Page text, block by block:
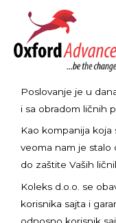
-
-
Poslovanje je u
i sa obradom ličnih
Kao kompanija
veoma nam je stalo
do zaštite Vaših
Koleks d.o.o. se
korisnika sajta i